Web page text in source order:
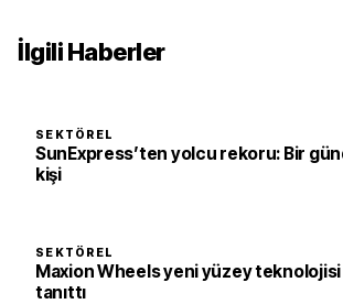
İlgili Haberler
SEKTÖREL
SunExpress’ten yolcu rekoru: Bir
kişi
SEKTÖREL
Maxion Wheels yeni yüzey teknolojisi
tanıttı